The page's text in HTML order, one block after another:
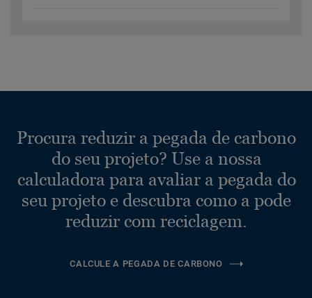
Procura reduzir a pegada de carbono
do seu projeto? Use a nossa
calculadora para avaliar a pegada do
seu projeto e descubra como a pode
reduzir com reciclagem.
CALCULE A PEGADA DE CARBONO